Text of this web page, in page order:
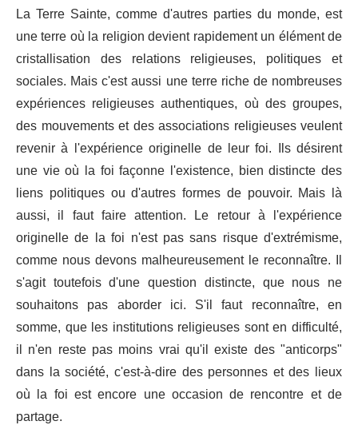
La Terre Sainte, comme d'autres parties du monde, est
une terre où la religion devient rapidement un élément de
cristallisation des relations religieuses, politiques et
sociales. Mais c'est aussi une terre riche de nombreuses
expériences religieuses authentiques, où des groupes,
des mouvements et des associations religieuses veulent
revenir à l'expérience originelle de leur foi. Ils désirent
une vie où la foi façonne l'existence, bien distincte des
liens politiques ou d'autres formes de pouvoir. Mais là
aussi, il faut faire attention. Le retour à l'expérience
originelle de la foi n'est pas sans risque d'extrémisme,
comme nous devons malheureusement le reconnaître. Il
s'agit toutefois d'une question distincte, que nous ne
souhaitons pas aborder ici. S'il faut reconnaître, en
somme, que les institutions religieuses sont en difficulté,
il n'en reste pas moins vrai qu'il existe des "anticorps"
dans la société, c'est-à-dire des personnes et des lieux
où la foi est encore une occasion de rencontre et de
partage.